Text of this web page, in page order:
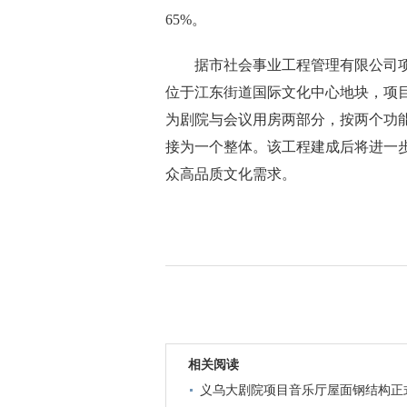
65%。
据市社会事业工程管理有限公司
位于江东街道国际文化中心地块，项
为剧院与会议用房两部分，按两个功
接为一个整体。该工程建成后将进一
众高品质文化需求。
相关阅读
义乌大剧院项目音乐厅屋面钢结构